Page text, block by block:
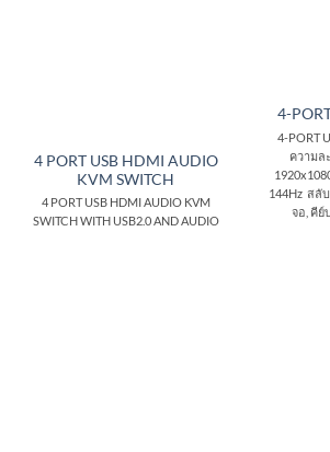
4 PORT USB HDMI AUDIO
KVM SWITCH
4 PORT USB HDMI AUDIO KVM
SWITCH WITH USB2.0 AND AUDIO
4-
4-PORT
ความล
144Hz สลั
จอ, คีย์